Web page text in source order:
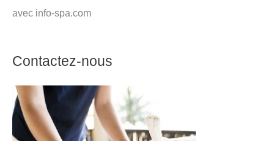
avec info-spa.com
Contactez-nous